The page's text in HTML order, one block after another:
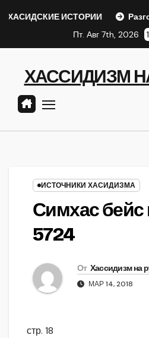
ИСТОРИИ Разговор с
Пт. Авг 7th, 2026
ХАССИДИЗМ
ИСТОЧНИКИ ХАСИДИЗМА
Симхас
5724
От Хассидизм на
МАР 14, 2018
стр. 18